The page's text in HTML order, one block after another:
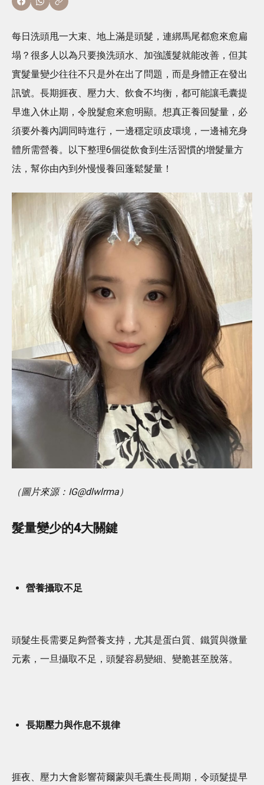
每日洗頭甩一大束、地上滿是頭髮，連綁馬尾都愈來愈扁
塌？很多人以為只要換洗頭水、加強護髮就能改善，但其
實髮量變少往往不只是外在出了問題，而是身體正在發出
訊號。長期捱夜、壓力大、飲食不均衡，都可能讓毛囊提
早進入休止期，令脫髮愈來愈明顯。想真正養回髮量，必
須要外養內調同時進行，一邊穩定頭皮環境，一邊補充身
體所需營養。以下整理6個從飲食到生活習慣的增髮量方
法，幫你由內到外慢慢養回蓬鬆髮量！
（圖片來源：IG@dlwlrma）
髮量變少的4大關鍵
營養攝取不足
頭髮生長需要足夠營養支持，尤其是蛋白質、鐵質與微量
元素，一旦攝取不足，頭髮容易變細、變脆甚至脫落。
長期壓力與作息不規律
捱夜、壓力大會影響荷爾蒙與毛囊生長周期，令頭髮提早